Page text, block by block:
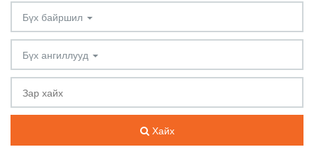
Бүх байршил
Бүх ангиллууд
Хайх